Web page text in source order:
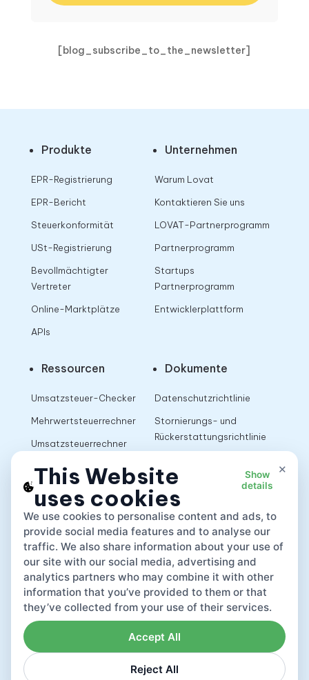
[blog_subscribe_to_the_newsletter]
Produkte
EPR-Registrierung
EPR-Bericht
Steuerkonformität
USt-Registrierung
Bevollmächtigter
Vertreter
Online-Marktplätze
APIs
Unternehmen
Warum Lovat
Kontaktieren Sie uns
LOVAT-Partnerprogramm
Partnerprogramm
Startups
Partnerprogramm
Entwicklerplattform
Ressourcen
Umsatzsteuer-Checker
Mehrwertsteuerrechner
Umsatzsteuerrechner
Dokumente
Datenschutzrichtlinie
Stornierungs- und
Rückerstattungsrichtlinie
App
×
This Website
uses cookies
Show
details
We use cookies to personalise content and ads, to
provide social media features and to analyse our
traffic. We also share information about your use of
our site with our social media, advertising and
analytics partners who may combine it with other
information that you’ve provided to them or that
they’ve collected from your use of their services.
Reject All
Accept All